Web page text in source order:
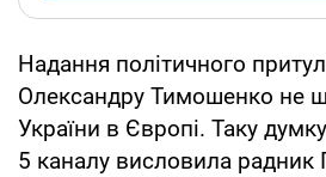
Надання політичного
Олександру Тимошенко не
України в Європі. Таку
5 каналу висловила радник